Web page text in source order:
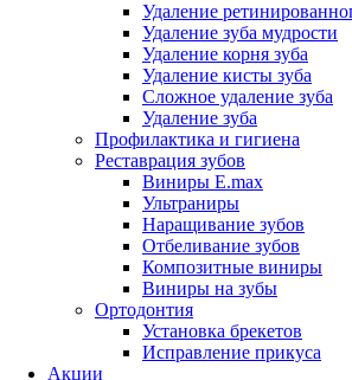
Удаление
Удаление зуба мудрости
Удаление корня зуба
Удаление кисты зуба
Сложное удаление зуба
Удаление зуба
Профилактика и гигиена
Реставрация зубов
Виниры E.max
Ультраниры
Наращивание зубов
Отбеливание зубов
Композитные виниры
Виниры на зубы
Ортодонтия
Установка брекетов
Исправление прикуса
Акции